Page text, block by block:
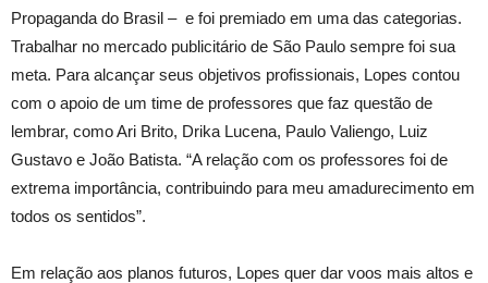
Propaganda do Brasil – e foi premiado em uma das categorias.
Trabalhar no mercado publicitário de São Paulo sempre foi sua
meta. Para alcançar seus objetivos profissionais, Lopes contou
com o apoio de um time de professores que faz questão de
lembrar, como Ari Brito, Drika Lucena, Paulo Valiengo, Luiz
Gustavo e João Batista. “A relação com os professores foi de
extrema importância, contribuindo para meu amadurecimento em
todos os sentidos”.
Em relação aos planos futuros, Lopes quer dar voos mais altos e